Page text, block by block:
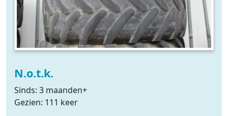
N.o.t.k.
Sinds: 3 maanden+
Gezien: 111 keer